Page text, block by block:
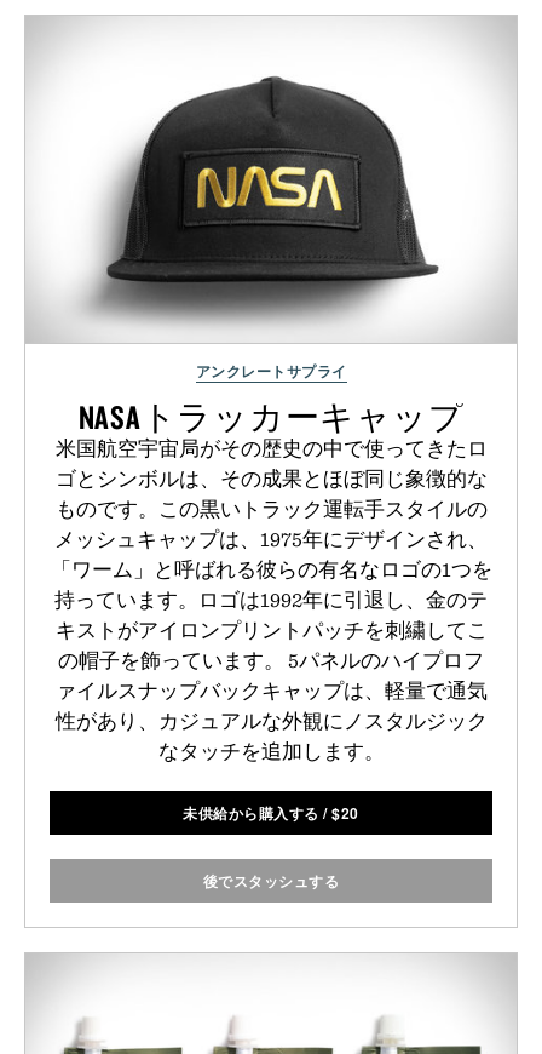
アンクレートサプライ
NASAトラッカーキャップ
米国航空宇宙局がその歴史の中で使ってきたロ
ゴとシンボルは、その成果とほぼ同じ象徴的な
ものです。この黒いトラック運転手スタイルの
メッシュキャップは、1975年にデザインされ、
「ワーム」と呼ばれる彼らの有名なロゴの1つを
持っています。ロゴは1992年に引退し、金のテ
キストがアイロンプリントパッチを刺繍してこ
の帽子を飾っています。 5パネルのハイプロフ
ァイルスナップバックキャップは、軽量で通気
性があり、カジュアルな外観にノスタルジック
なタッチを追加します。
未供給から購入する /$20
後でスタッシュする